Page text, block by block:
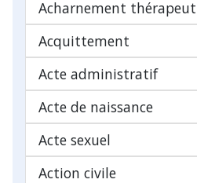
Acharnement
Acquittement
Acte administratif
Acte de naissance
Acte sexuel
Action civile